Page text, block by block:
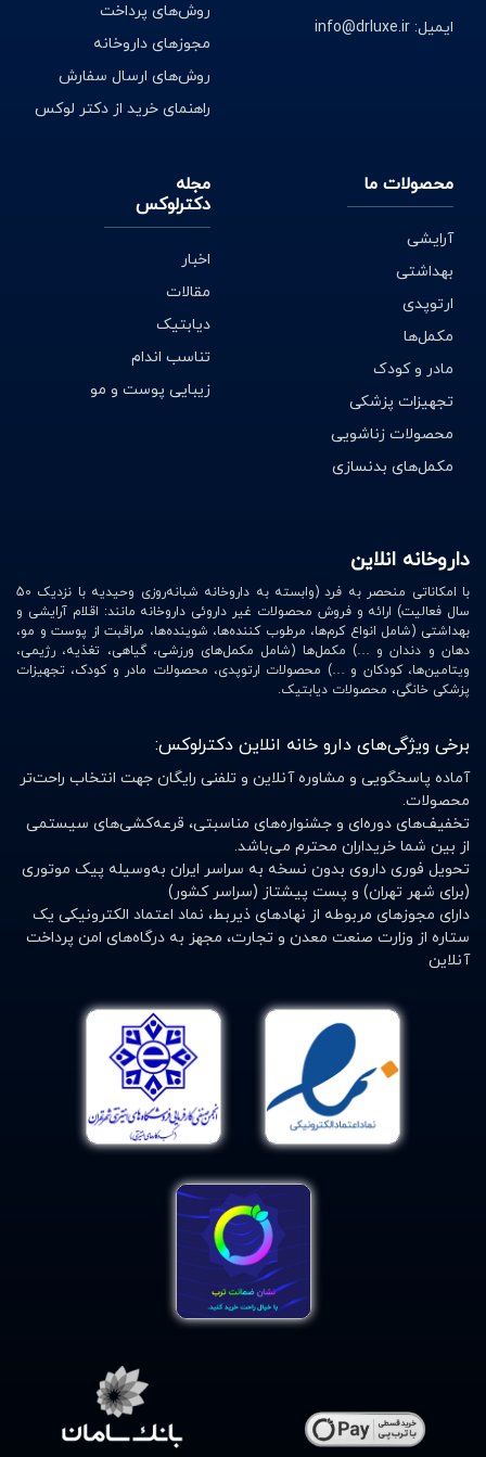
ایمیل: info@drluxe.ir
روش‌های پرداخت
مجوزهای داروخانه
روش‌های ارسال سفارش
راهنمای خرید از دکتر لوکس
محصولات ما
آرایشی
بهداشتی
ارتوپدی
مکمل‌ها
مادر و کودک
تجهیزات پزشکی
محصولات زناشویی
مکمل‌های بدنسازی
مجله
دکترلوکس
اخبار
مقالات
دیابتیک
تناسب اندام
زیبایی پوست و مو
داروخانه انلاین
با امکاناتی منحصر به فرد (وابسته به داروخانه شبانه‌روزی وحیدیه با نزدیک 50
سال فعالیت) ارائه و فروش محصولات غیر داروئی داروخانه مانند: اقلام آرایشی و
بهداشتی (شامل انواع کرم‌ها، مرطوب کننده‌ها، شوینده‌ها، مراقبت از پوست و مو،
دهان و دندان و …) مکمل‌ها (شامل مکمل‌های ورزشی، گیاهی، تغذیه، رژیمی،
ویتامین‌ها، کودکان و …) محصولات ارتوپدی، محصولات مادر و کودک، تجهیزات
پزشکی خانگی، محصولات دیابتیک.
برخی ویژگی‌های دارو خانه انلاین دکترلوکس:
آماده پاسخگویی و مشاوره آنلاین و تلفنی رایگان جهت انتخاب راحت‌تر
محصولات.
تخفیف‌های دوره‌ای و جشنواره‌های مناسبتی، قرعه‌کشی‌های سیستمی
از بین شما خریداران محترم می‌باشد.
تحویل فوری داروی بدون نسخه به سراسر ایران به‌وسیله پیک موتوری
(برای شهر تهران) و پست پیشتاز (سراسر کشور)
دارای مجوزهای مربوطه از نهادهای ذیربط، نماد اعتماد الکترونیکی یک
ستاره از وزارت صنعت معدن و تجارت، مجهز به درگاه‌های امن پرداخت
آنلاین